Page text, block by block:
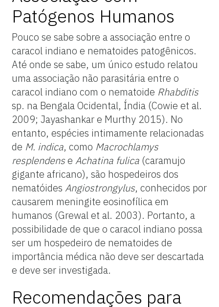
Patógenos Humanos
Pouco se sabe sobre a associação entre o
caracol indiano e nematoides patogênicos.
Até onde se sabe, um único estudo relatou
uma associação não parasitária entre o
caracol indiano com o nematoide Rhabditis
sp. na Bengala Ocidental, Índia (Cowie et al.
2009; Jayashankar e Murthy 2015). No
entanto, espécies intimamente relacionadas
de M. indica, como Macrochlamys
resplendense Achatina fulica (caramujo
gigante africano), são hospedeiros dos
nematóides Angiostrongylus, conhecidos por
causarem meningite eosinofílica em
humanos (Grewal et al. 2003). Portanto, a
possibilidade de que o caracol indiano possa
ser um hospedeiro de nematoides de
importância médica não deve ser descartada
e deve ser investigada.
Recomendações para